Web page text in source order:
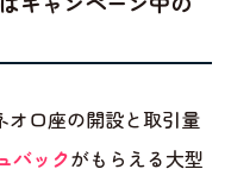
オ口座の開設と取引量
バックがもらえる大型